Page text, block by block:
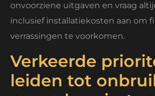
onvoorziene uitgaven en vraag
inclusief installatiekosten aan om
verrassingen te voorkomen.
Verkeerde
leiden tot